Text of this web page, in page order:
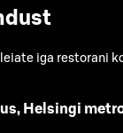
iga restorani
Helsingi